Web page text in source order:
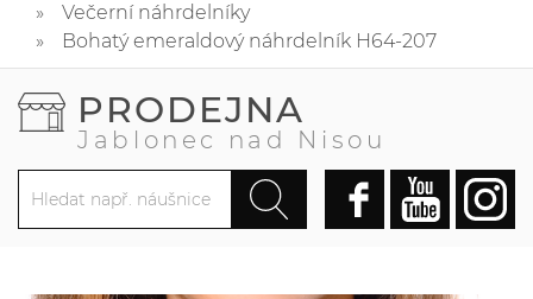
Večerní náhrdelníky
Bohatý emeraldový náhrdelník H64-207
PRODEJNA
Jablonec nad Nisou